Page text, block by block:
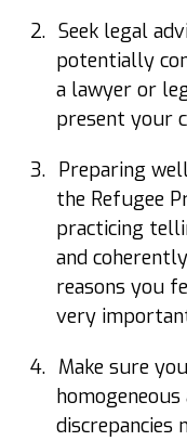
2. Seek legal
potentially
a lawyer or
present your
3. Preparing
the Refugee
practicing
and
reasons you
very
4. Make sure
discrepancies